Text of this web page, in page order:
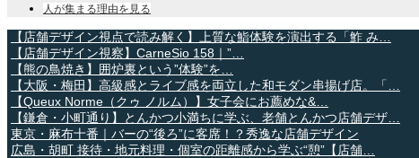
人が集まる理由を見る
【店舗デザイン視点で読み解く】上質な鮨体験を演出する「鮓 み…
【店舗デザイン視察】CarneSio 158｜”…
【熊の鳥焼き】囲炉裏という”体験”を…
【大阪・梅田】高級感とライブ感を両立した和モダン串揚げ店。「…
【Queux Norme（クゥ ノルム）】女子会にお薦めな&…
【鎌倉・小町通り】とんかつ小満ちに学ぶ、老舗とんかつ店舗デザ…
東京・麻布十番｜バーの“後ろ”に客席！？秀逸な店舗デザイン
広島・胡町 接待・地元料理・個室の距離感から学ぶ“憩”【店舗…